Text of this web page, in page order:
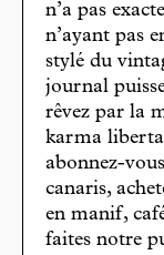
n’a pas
n’ayant pas
stylé du
journal
rêvez par la
karma
abonnez-
canaris,
en manif,
faites notre